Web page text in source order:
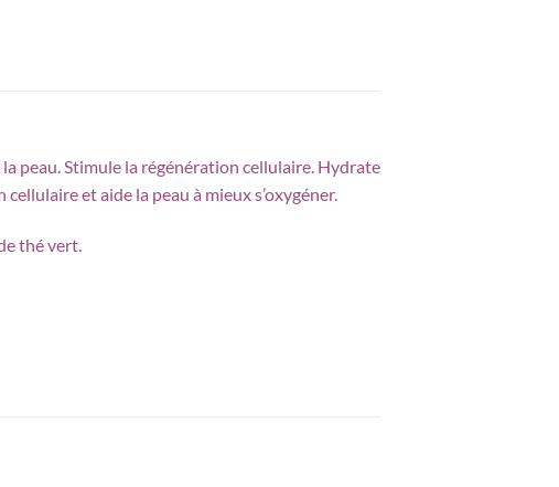
peau. Stimule la régénération cellulaire. Hydrate
et aide la peau à mieux s’oxygéner.
thé vert.